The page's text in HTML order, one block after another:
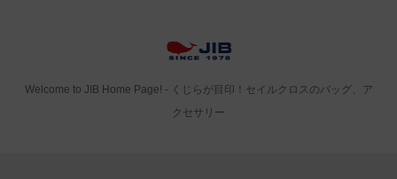
Welcome to JIB Home Page! ‐ くじらが目印！セイルクロスのバッグ、ア
クセサリー